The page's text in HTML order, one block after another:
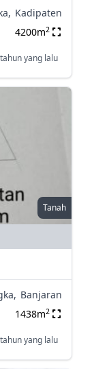
Kadipaten
4200m2
yang lalu
Tanah
Banjaran
1438m2
yang lalu